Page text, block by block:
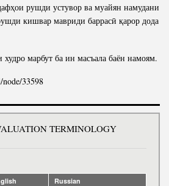
рушди устувор ва муайян намудани
кишвар мавриди баррасӣ қарор дода
марбут ба ин масъала баён намоям.
33598
ҶУМҲУРИИ ТОҶИКИСТОН, ПЕШВОИ МИЛЛАТ
РАҲМОН ДАР ҶАЛАСАИ ШӮРОИ МИЛЛИИ РУШД
TERMINOLOGY
Russian